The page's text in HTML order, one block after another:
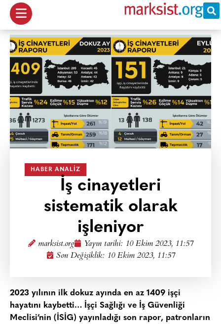
HABER ANALIZ
İş cinayetleri
sistematik olarak
işleniyor
marksist.org Yayın tarihi: 10 Ekim 2023, 11:57
Son Değişiklik: 10 Ekim 2023, 11:57
2023 yılının ilk dokuz ayında en az 1409 işçi
hayatını kaybetti… İşçi Sağlığı ve İş Güvenliği
Meclisi’nin (İSİG) yayınladığı son rapor, patronların